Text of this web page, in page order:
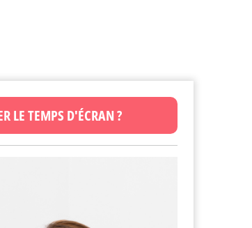
LE TEMPS D'ÉCRAN ?